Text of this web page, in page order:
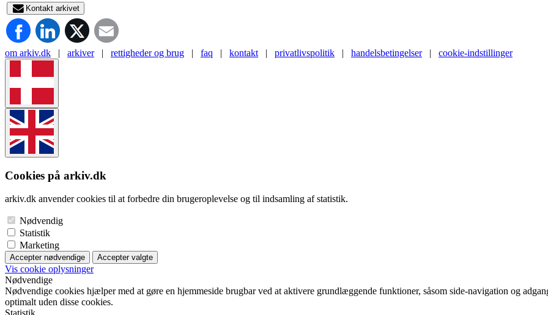
Kontakt arkivet
om arkiv.dk | arkiver | rettigheder og brug | faq | kontakt | privatlivspolitik | handelsbetingelser | cookie-indstillinger
Cookies på arkiv.dk
arkiv.dk anvender cookies til at forbedre din brugeroplevelse og til indsamling af statistik.
Nødvendig
Statistik
Marketing
Accepter nødvendige Accepter valgte
Vis cookie oplysninger
Nødvendige
Nødvendige cookies hjælper med at gøre en hjemmeside brugbar ved at aktivere grundlæggende funktioner, såsom side-navigation og
optimalt uden disse cookies.